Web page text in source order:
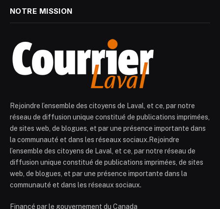
NOTRE MISSION
Rejoindre l’ensemble des citoyens de Laval, et ce, par notre
réseau de diffusion unique constitué de publications imprimées,
de sites web, de blogues, et par une présence importante dans
la communauté et dans les réseaux sociaux.Rejoindre
l’ensemble des citoyens de Laval, et ce, par notre réseau de
diffusion unique constitué de publications imprimées, de sites
web, de blogues, et par une présence importante dans la
communauté et dans les réseaux sociaux.
Financé par le gouvernement du Canada